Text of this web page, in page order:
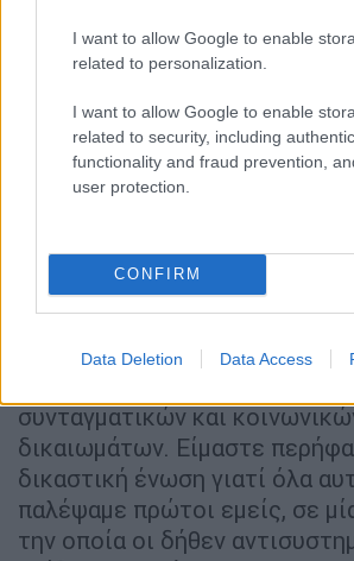
I want to allow Google to enable
related to personalization.
I want to allow Google to enable
related to security, including
functionality and fraud prevention,
user protection.
CONFIRM
Data Deletion Data Access
ηγεσίας, στην απαγόρευση
δημοσίων θέσεων από
δικαστικούς λειτουργούς.
που πρώτοι σήκωσαν τη
διεκδίκησης επαναφοράς των
εργαζόμενους και
στηλίτευσαν πριν τρία
κυβερνητικών αξιωματούχων
με το διακριτό ρόλο της
εξουσίας. Αυτοί που
συνταγματικών και
δικαιωμάτων. Είμαστε
δικαστική ένωση γιατί όλα
παλέψαμε πρώτοι εμείς, σε
την οποία οι δήθεν